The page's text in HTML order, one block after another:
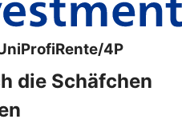
4P
die Schäfchen